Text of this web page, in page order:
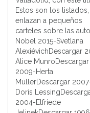
Estos son los
enlazan a pequeños
carteles sobre las
Nobel 2015-Svetlana
AlexiévichDescargar
Alice MunroDescargar
2009-Herta
MüllerDescargar
Doris
2004-Elfriede